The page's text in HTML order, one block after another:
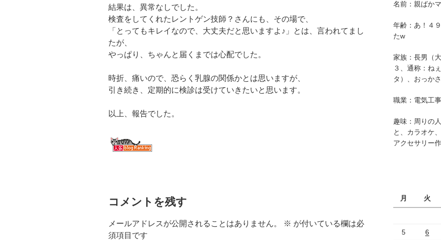
結果は、異常なしでした。
検査をしてくれたレントゲン技師？さんにも、その場で、
「とってもキレイなので、大丈夫だと思いますよ♪」とは、言われてまし
たが、
やっぱり、ちゃんと届くまでは心配でした。
時折、痛いので、恐らく乳腺の関係かとは思いますが、
引き続き、定期的に検診は受けていきたいと思います。
以上、報告でした。
コメントを残す
メールアドレスが公開されることはありません。 ※ が付いている欄は必
須項目です
名前：親ばか
年齢：あ！４
たw
家族：長男（
３、通称：ね
タ）、おっか
職業：電気工
趣味：周りの
と、カラオケ
アクセサリー
月 火
5 6